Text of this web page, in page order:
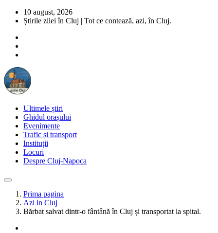
10 august, 2026
Știrile zilei în Cluj | Tot ce contează, azi, în Cluj.
Ultimele știri
Ghidul orașului
Evenimente
Trafic și transport
Instituții
Locuri
Despre Cluj-Napoca
Prima pagina
Azi in Cluj
Bărbat salvat dintr-o fântână în Cluj și transportat la spital.